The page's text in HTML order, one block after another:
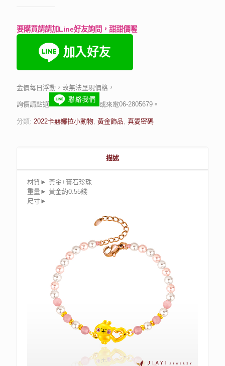
要購買請請加Line好友詢問，甜甜價喔
金價每日浮動，故無法呈現價格，
詢價請點選 或來電06-2805679。
分類: 2022卡赫娜拉小動物, 黃金飾品, 真愛密碼
描述
材質► 黃金+寶石珍珠
重量► 黃金約0.55錢
尺寸►